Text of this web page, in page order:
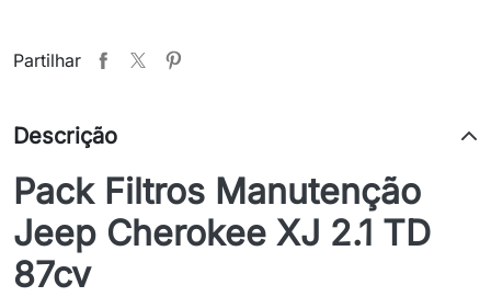
Partilhar
Descrição
Pack Filtros Manutenção
Jeep Cherokee XJ 2.1 TD
87cv